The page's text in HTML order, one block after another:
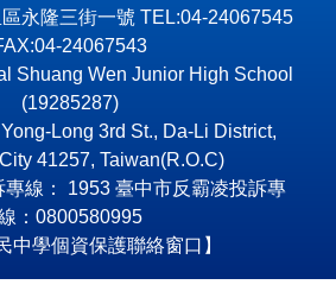
永隆三街一號 TEL:04-24067545
24067543
Shuang Wen Junior High School
(19285287)
Long 3rd St., Da-Li District,
41257, Taiwan(R.O.C)
線： 1953 臺中市反霸凌投訴專
：0800580995
中學個資保護聯絡窗口】